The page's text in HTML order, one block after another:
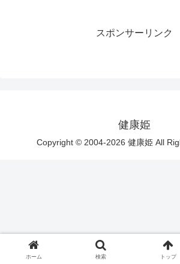
スポンサーリンク
健康姫
Copyright © 2004-2026 健康姫 All
ホーム 検索 トップ